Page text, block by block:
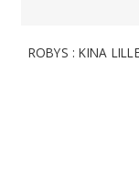
ROBYS : KINA